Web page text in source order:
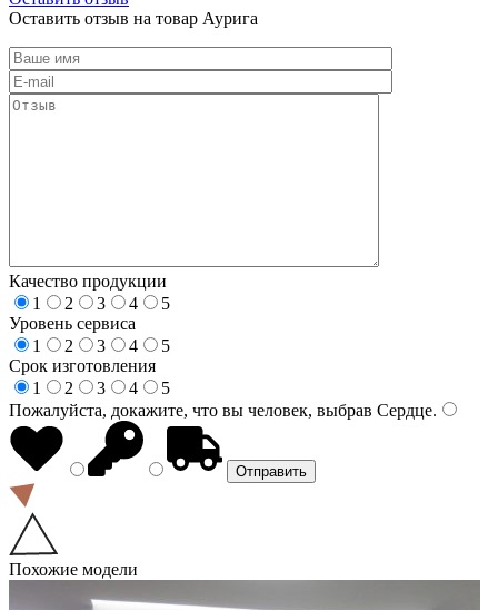
Оставить отзыв на товар Аурига
Качество продукции
1
2 3 4
5
Уровень сервиса
1
2 3 4
5
Срок изготовления
1
2 3 4
5
Пожалуйста, докажите, что вы человек, выбрав Сердце.
Похожие модели